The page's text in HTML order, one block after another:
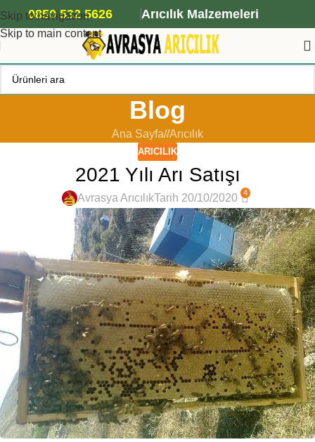
Skip to navigation
Skip to main content
ANA ARI SİPARİŞİ İÇİN TIKLAYIN
0850 532 5626 Arıcılık Malzemeleri
Blog
Ana Sayfa/ Arıcılık
ARICILIK
2021 Yılı Arı Satışı
Avrasya ArıcılıkTarih 20/10/2020 4